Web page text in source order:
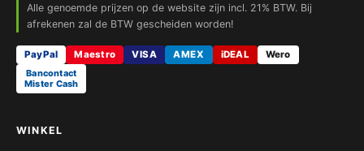
Alle genoemde prijzen op de website zijn incl. 21% BTW. Bij
afrekenen zal de BTW gescheiden worden!
PayPal Maestro VISA AMEX iDEAL
Wero
Bancontact
Mister Cash
WINKEL